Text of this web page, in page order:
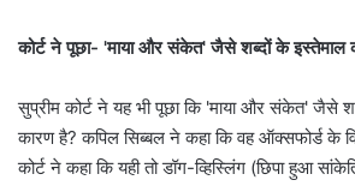
कोर्ट ने पूछा- 'माया और संकेत' जैसे शब्दों के इस्तेमाल
सुप्रीम कोर्ट ने यह भी पूछा कि 'माया और संकेत' जैसे
कारण है? कपिल सिब्बल ने कहा कि वह ऑक्सफोर्ड के
कोर्ट ने कहा कि यही तो डॉग-व्हिस्लिंग (छिपा हुआ